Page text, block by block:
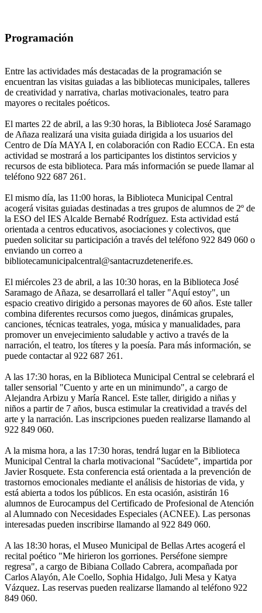
Programación
Entre las actividades más destacadas de la programación se
encuentran las visitas guiadas a las bibliotecas municipales, talleres
de creatividad y narrativa, charlas motivacionales, teatro para
mayores o recitales poéticos.
El martes 22 de abril, a las 9:30 horas, la Biblioteca José Saramago
de Añaza realizará una visita guiada dirigida a los usuarios del
Centro de Día MAYA I, en colaboración con Radio ECCA. En esta
actividad se mostrará a los participantes los distintos servicios y
recursos de esta biblioteca. Para más información se puede llamar al
teléfono 922 687 261.
El mismo día, las 11:00 horas, la Biblioteca Municipal Central
acogerá visitas guiadas destinadas a tres grupos de alumnos de 2º de
la ESO del IES Alcalde Bernabé Rodríguez. Esta actividad está
orientada a centros educativos, asociaciones y colectivos, que
pueden solicitar su participación a través del teléfono 922 849 060 o
enviando un correo a
bibliotecamunicipalcentral@santacruzdetenerife.es.
El miércoles 23 de abril, a las 10:30 horas, en la Biblioteca José
Saramago de Añaza, se desarrollará el taller "Aquí estoy", un
espacio creativo dirigido a personas mayores de 60 años. Este taller
combina diferentes recursos como juegos, dinámicas grupales,
canciones, técnicas teatrales, yoga, música y manualidades, para
promover un envejecimiento saludable y activo a través de la
narración, el teatro, los títeres y la poesía. Para más información, se
puede contactar al 922 687 261.
A las 17:30 horas, en la Biblioteca Municipal Central se celebrará el
taller sensorial "Cuento y arte en un minimundo", a cargo de
Alejandra Arbizu y María Rancel. Este taller, dirigido a niñas y
niños a partir de 7 años, busca estimular la creatividad a través del
arte y la narración. Las inscripciones pueden realizarse llamando al
922 849 060.
A la misma hora, a las 17:30 horas, tendrá lugar en la Biblioteca
Municipal Central la charla motivacional "Sacúdete", impartida por
Javier Rosquete. Esta conferencia está orientada a la prevención de
trastornos emocionales mediante el análisis de historias de vida, y
está abierta a todos los públicos. En esta ocasión, asistirán 16
alumnos de Eurocampus del Certificado de Profesional de Atención
al Alumnado con Necesidades Especiales (ACNEE). Las personas
interesadas pueden inscribirse llamando al 922 849 060.
A las 18:30 horas, el Museo Municipal de Bellas Artes acogerá el
recital poético "Me hirieron los gorriones. Perséfone siempre
regresa", a cargo de Bibiana Collado Cabrera, acompañada por
Carlos Alayón, Ale Coello, Sophia Hidalgo, Juli Mesa y Katya
Vázquez. Las reservas pueden realizarse llamando al teléfono 922
849 060.